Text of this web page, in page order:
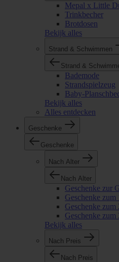
Mepal x Little
Trinkbecher
Brotdosen
Bekijk alles
Strand & Schwimmen
Strand &
Bademode
Strandspielzeug
Baby-
Bekijk alles
Alles entdecken
Geschenke
Geschenke
Nach Alter
Nach Alter
Geschenke zur
Geschenke zum
Geschenke zum
Geschenke zum
Bekijk alles
Nach Preis
Nach Preis